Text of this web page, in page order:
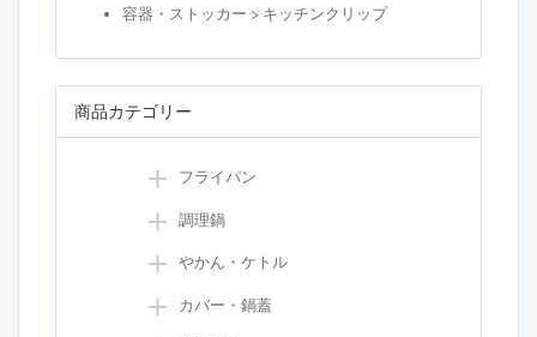
容器・ストッカー > キッチンクリップ
商品カテゴリー
フライパン
調理鍋
やかん・ケトル
カバー・鍋蓋